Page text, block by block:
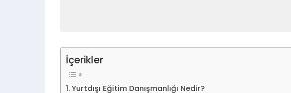
İçerikler
Yurtdışı Eğitim Danışmanlığı Nedir?